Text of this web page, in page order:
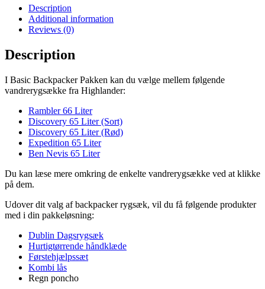
Description
Additional information
Reviews (0)
Description
I Basic Backpacker Pakken kan du vælge mellem følgende
vandrerygsække fra Highlander:
Rambler 66 Liter
Discovery 65 Liter (Sort)
Discovery 65 Liter (Rød)
Expedition 65 Liter
Ben Nevis 65 Liter
Du kan læse mere omkring de enkelte vandrerygsække ved at klikke
på dem.
Udover dit valg af backpacker rygsæk, vil du få følgende produkter
med i din pakkeløsning:
Dublin Dagsrygsæk
Hurtigtørrende håndklæde
Førstehjælpssæt
Kombi lås
Regn poncho